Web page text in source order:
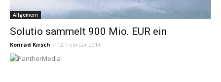
Allgemein
Solutio sammelt 900 Mio. EUR ein
Konrad Kirsch - 12. Februar 2014